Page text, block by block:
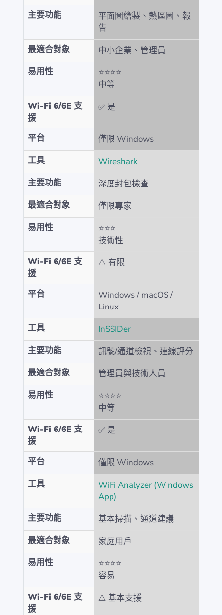
主要功能
平面圖繪製、熱區圖、報
告
最適合對象
中小企業、管理員
易用性
⭐⭐⭐⭐
中等
Wi-Fi 6/6E 支
援
✅ 是
平台
僅限 Windows
工具
Wireshark
主要功能
深度封包檢查
最適合對象
僅限專家
易用性
⭐⭐⭐
技術性
Wi-Fi 6/6E 支
援
⚠️ 有限
平台
Windows / macOS /
Linux
工具
InSSIDer
主要功能
訊號/通道檢視、連線評分
最適合對象
管理員與技術人員
易用性
⭐⭐⭐⭐
中等
Wi-Fi 6/6E 支
援
✅ 是
平台
僅限 Windows
工具
WiFi Analyzer (Windows
App)
主要功能
基本掃描、通道建議
最適合對象
家庭用戶
易用性
⭐⭐⭐⭐
容易
Wi-Fi 6/6E 支
援
⚠️ 基本支援